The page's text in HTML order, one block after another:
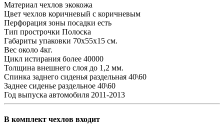
Материал чехлов экокожа
Цвет чехлов коричневый с коричневым
Перфорация зоны посадки есть
Тип прострочки Полоска
Габариты упаковки 70х55х15 см.
Вес около 4кг.
Цикл истирания более 40000
Толщина внешнего слоя до 1,2 мм.
Спинка заднего сиденья раздельная 40\60
Заднее сиденье раздельное 40\60
Год выпуска автомобиля 2011-2013
В комплект чехлов входит